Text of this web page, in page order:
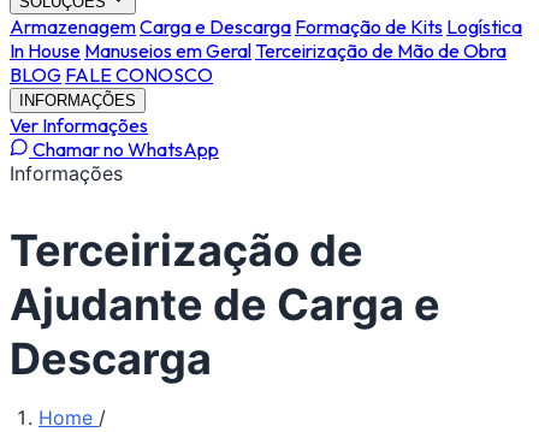
ArmazenagemCarga e Descarga Formação de Kits Logística
In House Manuseios em GeralTerceirização de Mão de Obra
BLOG FALE CONOSCO
INFORMAÇÕES
Ver Informações
Chamar no WhatsApp
Informações
Terceirização de
Ajudante de Carga e
Descarga
Home /